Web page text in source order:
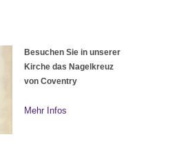
Besuchen Sie in unserer
Kirche das Nagelkreuz
von Coventry
Mehr Infos